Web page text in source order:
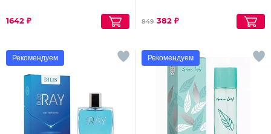
1642 ₽ 849 382 ₽
Рекомендуем Рекомендуем